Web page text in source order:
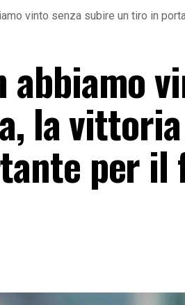
vinto senza subire un tiro in
abbiamo
la vittoria
per il